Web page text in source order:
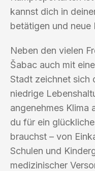
kannst dich in
betätigen und neue
Neben den vielen
Šabac auch mit
Stadt zeichnet sich
niedrige
angenehmes Klima
du für ein
brauchst – von
Schulen und
medizinischer